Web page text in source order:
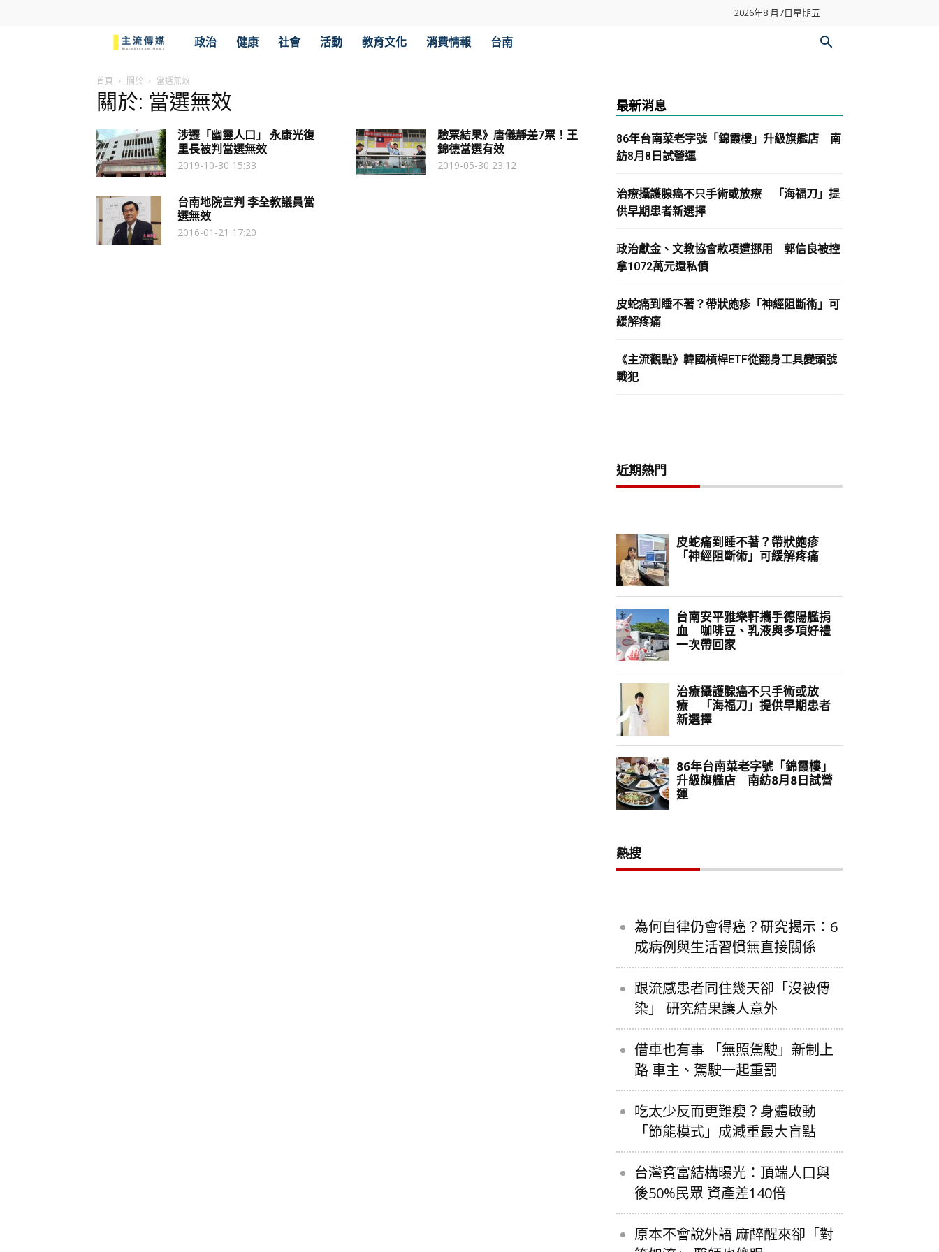
2026年8 月7日星期五
流
傳
媒
政治 健康 社會 活動 教育文化 消費情報 台南
首頁 關於 當選無效
關於: 當選無效
涉遷「幽靈人口」 永康光復
里長被判當選無效
2019-10-30 15:33
驗票結果》唐儀靜差7票！王
錦德當選有效
2019-05-30 23:12
台南地院宣判 李全教議員當
選無效
2016-01-21 17:20
最新消息
86年台南菜老字號「錦霞樓」升級旗艦店 南
紡8月8日試營運
治療攝護腺癌不只手術或放療 「海福刀」提
供早期患者新選擇
政治獻金、文教協會款項遭挪用 郭信良被控
拿1072萬元還私債
皮蛇痛到睡不著？帶狀皰疹「神經阻斷術」可
緩解疼痛
《主流觀點》韓國槓桿ETF從翻身工具變頭號
戰犯
近期熱門
熱搜
為何自律仍會得癌？研究揭示：6
成病例與生活習慣無直接關係
跟流感患者同住幾天卻「沒被傳
染」 研究結果讓人意外
借車也有事 「無照駕駛」新制上
路 車主、駕駛一起重罰
吃太少反而更難瘦？身體啟動
「節能模式」成減重最大盲點
台灣貧富結構曝光：頂端人口與
後50%民眾 資產差140倍
原本不會說外語 麻醉醒來卻「對